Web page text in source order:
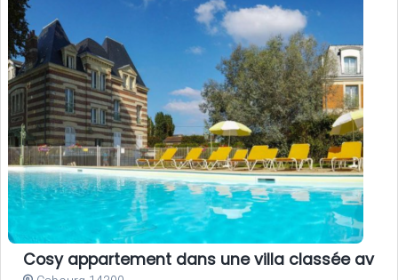
Cosy appartement dans une villa classée